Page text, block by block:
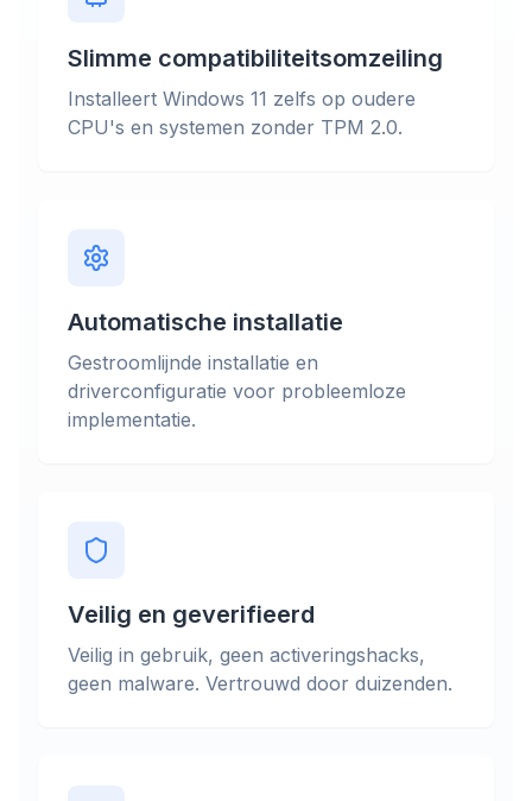
Slimme compatibiliteitsomzeiling
Installeert Windows 11 zelfs op oudere
CPU's en systemen zonder TPM 2.0.
Automatische installatie
Gestroomlijnde installatie en
driverconfiguratie voor probleemloze
implementatie.
Veilig en geverifieerd
Veilig in gebruik, geen activeringshacks,
geen malware. Vertrouwd door duizenden.